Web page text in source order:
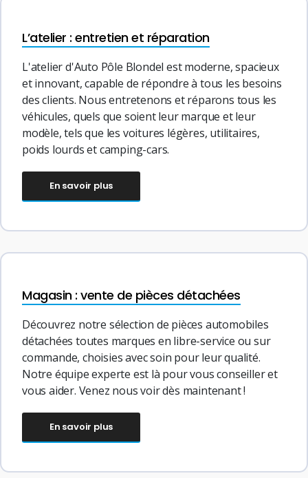
L’atelier : entretien et réparation
L'atelier d'Auto Pôle Blondel est moderne, spacieux
et innovant, capable de répondre à tous les besoins
des clients. Nous entretenons et réparons tous les
véhicules, quels que soient leur marque et leur
modèle, tels que les voitures légères, utilitaires,
poids lourds et camping-cars.
En savoir plus
Magasin : vente de pièces détachées
Découvrez notre sélection de pièces automobiles
détachées toutes marques en libre-service ou sur
commande, choisies avec soin pour leur qualité.
Notre équipe experte est là pour vous conseiller et
vous aider. Venez nous voir dès maintenant !
En savoir plus